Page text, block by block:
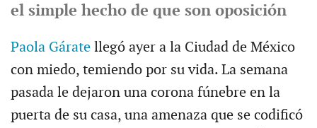
el simple hecho de que son oposición
Paola Gáratellegó ayer a la Ciudad de México
con miedo, temiendo por su vida. La semana
pasada le dejaron una corona fúnebre en la
puerta de su casa, una amenaza que se codificó